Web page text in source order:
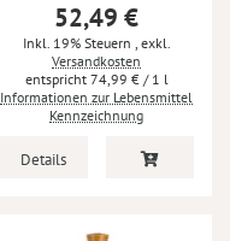
52,49 €
Inkl. 19% Steuern , exkl.
Versandkosten
74,99 €/ 1 l
Informationen zur Lebensmittel
Kennzeichnung
Details